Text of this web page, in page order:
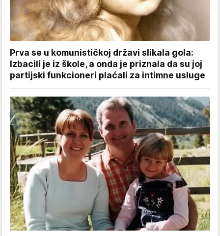
Prva se u komunističkoj državi slikala gola:
Izbacili je iz škole, a onda je priznala da su joj
partijski funkcioneri plaćali za intimne usluge